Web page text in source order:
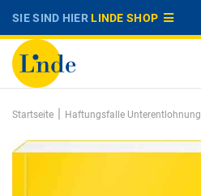
SIE SIND HIERLINDE SHOP
Startseite | Haftungsfalle Unterentlohnung